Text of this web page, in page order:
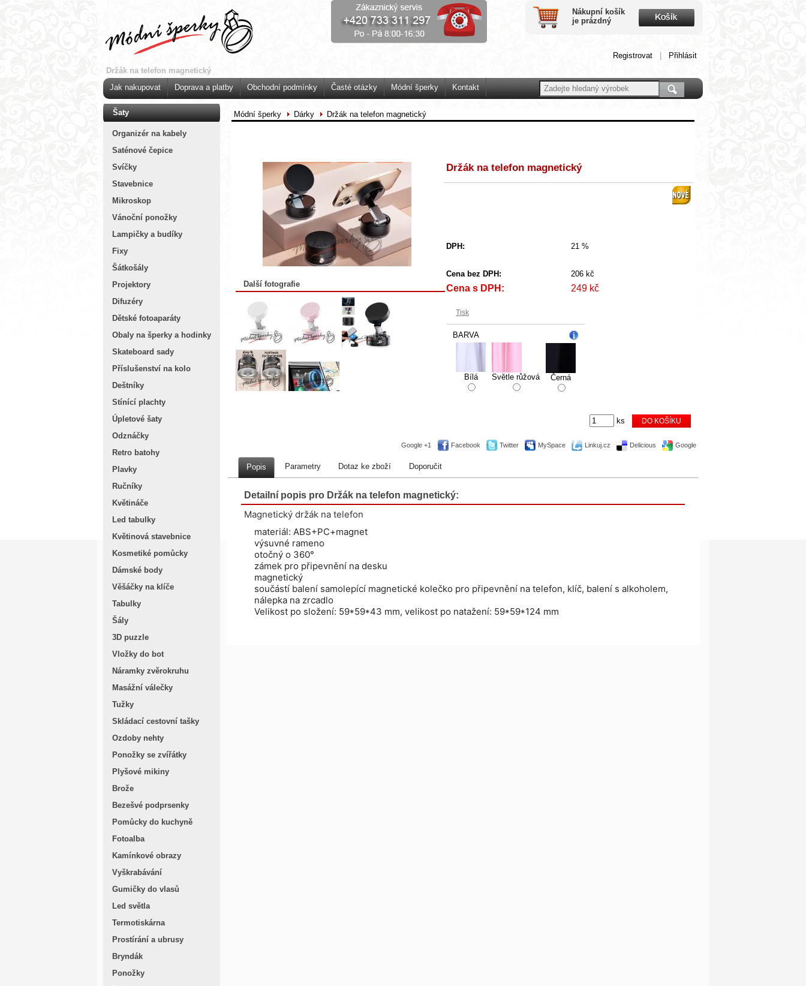
Držák na telefon magnetický
Nákupní košík
je prázdný
Registrovat Přihlásit
Jak nakupovat Doprava a platby Obchodní podmínky Časté otázky Módní šperky Kontakt
Šaty
Organizér na kabely
Saténové čepice
Svíčky
Stavebnice
Mikroskop
Vánoční ponožky
Lampičky a budíky
Fixy
Šátkošály
Projektory
Difuzéry
Dětské fotoaparáty
Obaly na šperky a hodinky
Skateboard sady
Příslušenství na kolo
Deštníky
Stínící plachty
Úpletové šaty
Odznáčky
Retro batohy
Plavky
Ručníky
Květináče
Led tabulky
Květinová stavebnice
Kosmetiké pomůcky
Dámské body
Věšáčky na klíče
Tabulky
Šály
3D puzzle
Vložky do bot
Náramky zvěrokruhu
Masážní válečky
Tužky
Skládací cestovní tašky
Ozdoby nehty
Ponožky se zvířátky
Plyšové mikiny
Brože
Bezešvé podprsenky
Pomůcky do kuchyně
Fotoalba
Kamínkové obrazy
Vyškrabávání
Gumičky do vlasů
Led světla
Termotiskárna
Prostírání a ubrusy
Bryndák
Ponožky
Módní šperky Dárky Držák na telefon magnetický
Další fotografie
Držák na telefon magnetický
DPH: 21 %
Cena bez DPH: 206 kč
Cena s DPH: 249 kč
Tisk
BARVA
Bílá Světle růžová Černá
ks
Google +1 Facebook Twitter MySpace Linkuj.cz Delicious Google
Popis Parametry Dotaz ke zboží Doporučit
Detailní popis pro Držák na telefon magnetický:
Magnetický držák na telefon
materiál: ABS+PC+magnet
výsuvné rameno
otočný o 360°
zámek pro připevnění na desku
magnetický
součástí balení samolepící magnetické kolečko pro připevnění na telefon, klíč, balení s alkoholem,
nálepka na zrcadlo
Velikost po složení: 59*59*43 mm, velikost po natažení: 59*59*124 mm